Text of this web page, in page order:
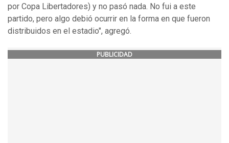
por Copa Libertadores) y no pasó nada. No fui a este
partido, pero algo debió ocurrir en la forma en que fueron
distribuidos en el estadio", agregó.
PUBLICIDAD